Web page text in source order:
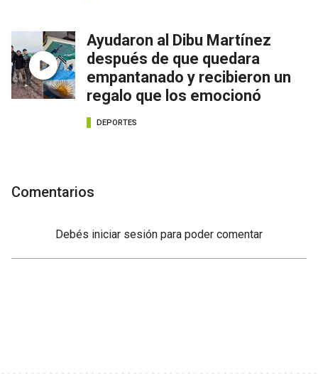
Ayudaron al Dibu Martínez
después de que quedara
empantanado y recibieron un
regalo que los emocionó
DEPORTES
Comentarios
Debés iniciar sesión para poder comentar